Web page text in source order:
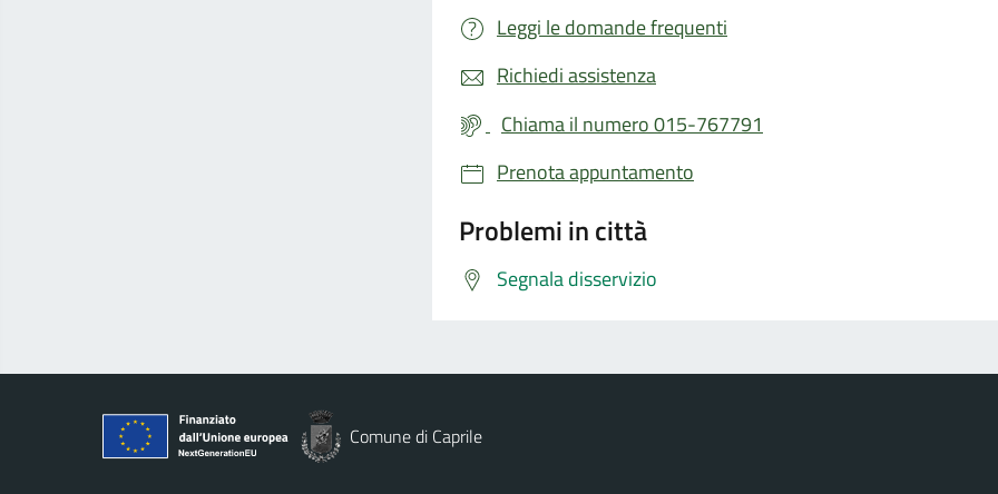
Leggi le domande frequenti
Richiedi assistenza
Chiama il numero 015-767791
Prenota appuntamento
Problemi in città
Segnala disservizio
Comune di Caprile